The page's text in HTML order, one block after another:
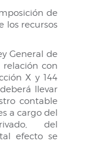
de
los recursos
General de
con
X y 144
llevar
contable
a cargo del
del
efecto se